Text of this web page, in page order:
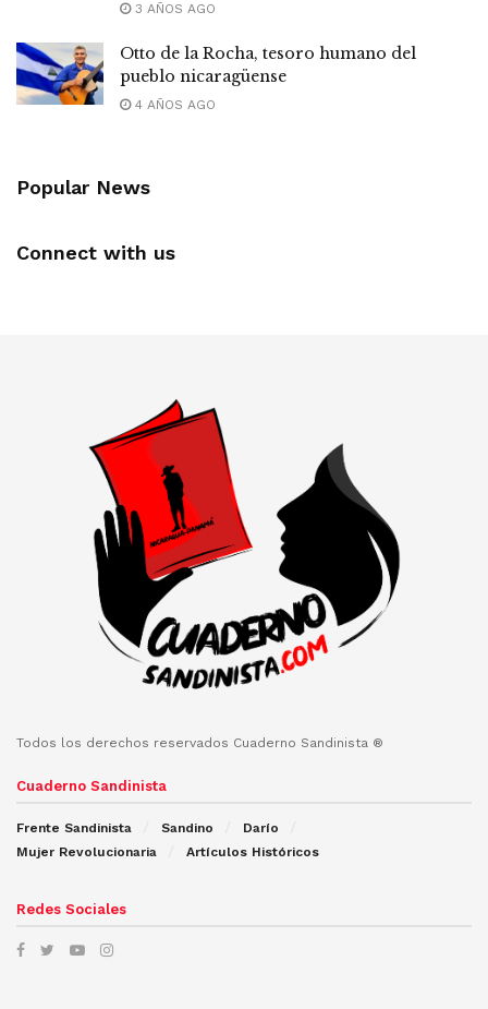
3 AÑOS AGO
Otto de la Rocha, tesoro humano del
pueblo nicaragüense
4 AÑOS AGO
Popular News
Connect with us
Todos los derechos reservados Cuaderno Sandinista ®
Cuaderno Sandinista
Frente Sandinista Sandino
Darío
Mujer Revolucionaria
Artículos Históricos
Redes Sociales